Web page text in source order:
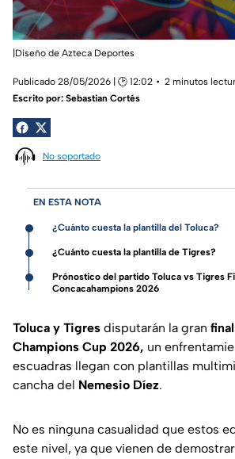
|Diseño de Azteca Deportes
Publicado 28/05/2026 | 🕑 12:02
2 minutos
Escrito por: Sebastian Cortés
No soportado
EN ESTA NOTA
¿Cuánto cuesta la plantilla del Toluca?
¿Cuánto cuesta la plantilla de Tigres?
Prónostico del partido Toluca vs Tigres
Concacahampions 2026
Toluca y Tigres disputarán la gran
Champions Cup 2026, un
escuadras llegan con plantillas
cancha del Nemesio Díez.
No es ninguna casualidad que estos
este nivel, ya que vienen de